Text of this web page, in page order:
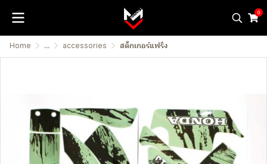
0
Home ... accessories สติ๊กเกอร์แฟริ่ง